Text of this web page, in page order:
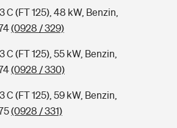
C (FT 125), 48 kW, Benzin,
(0928 / 329)
C (FT 125), 55 kW, Benzin,
(0928 / 330)
C (FT 125), 59 kW, Benzin,
(0928 / 331)